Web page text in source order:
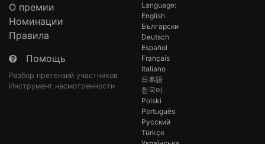
О премии
Номинации
Правила
Помощь
Разбор претензий участников
Инструмент насмотренности
Language:
English
Български
Deutsch
Español
Français
Italiano
日本語
한국어
Polski
Português
Русский
Türkçe